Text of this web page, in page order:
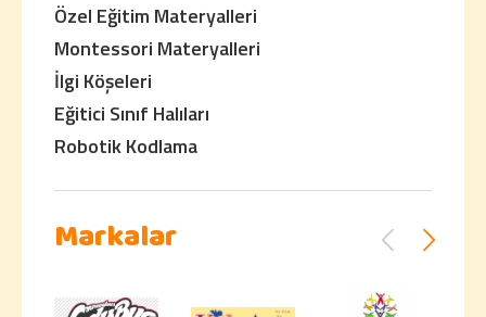
Özel Eğitim Materyalleri
Montessori Materyalleri
İlgi Köşeleri
Eğitici Sınıf Halıları
Robotik Kodlama
Markalar